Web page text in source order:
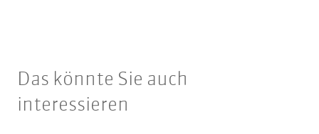
Das könnte Sie auch
interessieren